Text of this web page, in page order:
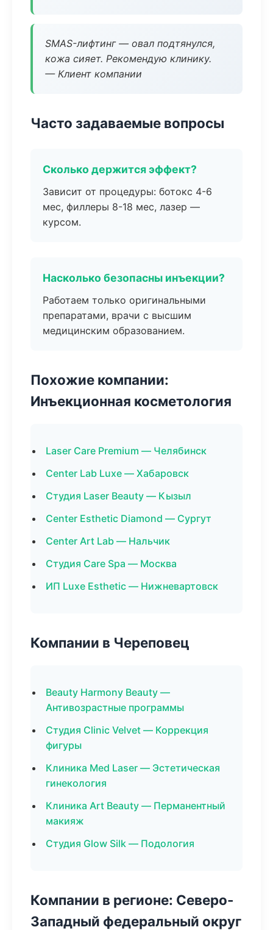
SMAS-лифтинг — овал подтянулся,
кожа сияет. Рекомендую клинику.
— Клиент компании
Часто задаваемые вопросы
Сколько держится эффект?
Зависит от процедуры: ботокс 4-6
мес, филлеры 8-18 мес, лазер —
курсом.
Насколько безопасны инъекции?
Работаем только оригинальными
препаратами, врачи с высшим
медицинским образованием.
Похожие компании:
Инъекционная косметология
Laser Care Premium — Челябинск
Center Lab Luxe — Хабаровск
Студия Laser Beauty — Кызыл
Center Esthetic Diamond — Сургут
Center Art Lab — Нальчик
Студия Care Spa — Москва
ИП Luxe Esthetic — Нижневартовск
Компании в Череповец
Beauty Harmony Beauty —
Антивозрастные программы
Студия Clinic Velvet — Коррекция
фигуры
Клиника Med Laser — Эстетическая
гинекология
Клиника Art Beauty — Перманентный
макияж
Студия Glow Silk — Подология
Компании в регионе: Северо-
Западный федеральный округ